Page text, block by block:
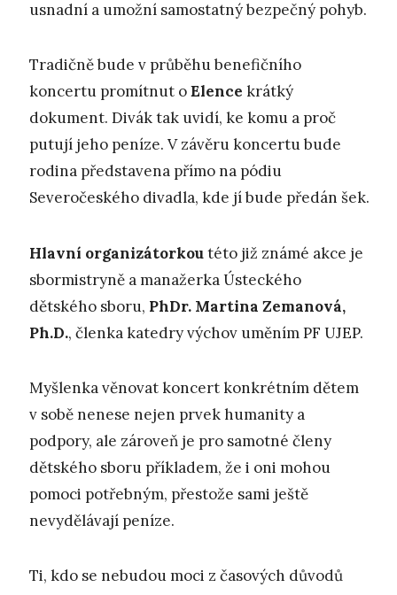
usnadní a umožní samostatný bezpečný pohyb.
Tradičně bude v průběhu benefičního
koncertu promítnut oElence krátký
dokument. Divák tak uvidí, ke komu a proč
putují jeho peníze. V závěru koncertu bude
rodina představena přímo na pódiu
Severočeského divadla, kde jí bude předán šek.
Hlavní organizátorkoutéto již známé akce je
sbormistryně a manažerka Ústeckého
dětského sboru, PhDr. Martina Zemanová,
Ph.D., členka katedry výchov uměním PF UJEP.
Myšlenka věnovat koncert konkrétním dětem
v sobě nenese nejen prvek humanity a
podpory, ale zároveň je pro samotné členy
dětského sboru příkladem, že i oni mohou
pomoci potřebným, přestože sami ještě
nevydělávají peníze.
Ti, kdo se nebudou moci z časových důvodů